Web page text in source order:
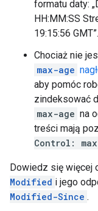
formatu daty:
HH:MM:SS
19:15:56 GMT”.
Chociaż nie
max-age
aby pomóc
zindeksować
max-age na
treści mają
Control:
Dowiedz się więcej
Modified i jego
Modified-Since .